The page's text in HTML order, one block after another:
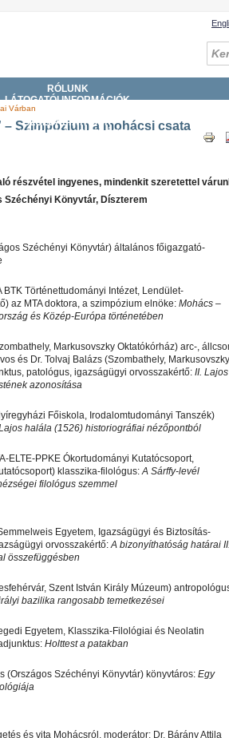
RÓLUNK
LÁTOGATÓI INFORMÁCIÓK
GYŰJTEMÉNYEK
SZOLGÁLTATÁSOK
ADATBÁZISOK
Várban
– Szimpózium a mohácsi csata
részvétel ingyenes, mindenkit szeretettel vá
Széchényi Könyvtár, Díszterem
Széchényi Könyvtár) általános főigazgató-
BTK Történettudományi Intézet, Lendület-
az MTA doktora, a szimpózium elnöke: Mohács –
és Közép-Európa történetében
Markusovszky Oktatókórház) arc-,
és Dr. Tolvaj Balázs (Szombathely, Markusovszky
patológus, igazságügyi orvosszakértő: II. Lajos
azonosítása
Főiskola, Irodalomtudományi Tanszék)
halála (1526) historiográfiai nézőpontból
ELTE-PPKE Ókortudományi Kutatócsoport,
klasszika-filológus:A Sárffy-levél
filológus szemmel
Egyetem, Igazságügyi és Biztosítás-
orvosszakértő:A bizonyíthatóság határai II.
összefüggésben
Szent István Király Múzeum)
bazilika rangosabb temetkezései
Egyetem, Klasszika-Filológiai és Neolatin
Holttest a patakban
(Országos Széchényi Könyvtár) könyvtáros: Egy
és vita Mohácsról, moderátor: Dr. Bárány Attila